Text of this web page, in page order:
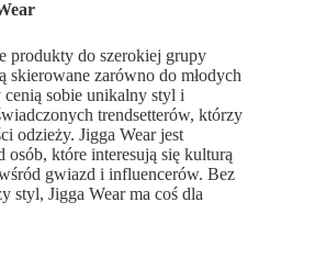
produkty do szerokiej grupy
skierowane zarówno do młodych
sobie unikalny styl i
trendsetterów, którzy
odzieży. Jigga Wear jest
które interesują się kulturą
gwiazd i influencerów. Bez
styl, Jigga Wear ma coś dla